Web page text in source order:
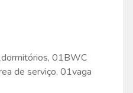
01BWC
de serviço, 01vaga